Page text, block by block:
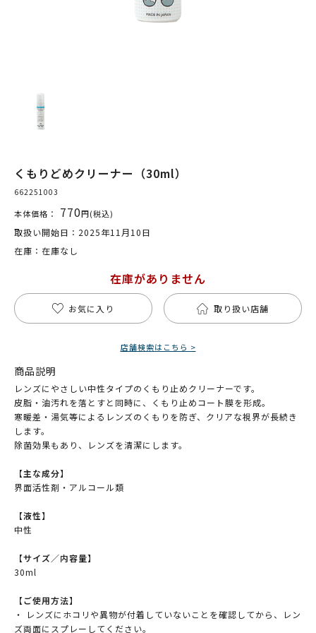
くもりどめクリーナー（30ml）
662251003
本体価格： 770円(税込)
取扱い開始日：2025年11月10日
在庫：在庫なし
在庫がありません
お気に入り 取り扱い店舗
店舗検索はこちら >
商品説明
レンズにやさしい中性タイプのくもり止めクリーナーです。
皮脂・油汚れを落とすと同時に、くもり止めコート膜を形成。
寒暖差・湯気等によるレンズのくもりを防ぎ、クリアな視界が長続き
します。
除菌効果もあり、レンズを清潔にします。
【主な成分】
界面活性剤・アルコール類
【液性】
中性
【サイズ／内容量】
30ml
【ご使用方法】
・ レンズにホコリや異物が付着していないことを確認してから、レン
ズ両面にスプレーしてください。